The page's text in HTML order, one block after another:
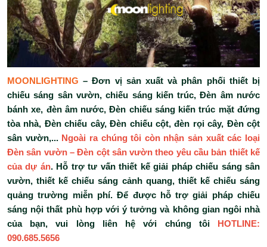
MOONLIGHTING – Đơn vị sản xuất và phân phối thiết bị
chiếu sáng sân vườn, chiếu sáng kiến trúc, Đèn âm nước
bánh xe, đèn âm nước, Đèn chiếu sáng kiến trúc mặt đứng
tòa nhà, Đèn chiếu cây, Đèn chiếu cột, đèn rọi cây, Đèn cột
sân vườn,... Ngoài ra chúng tôi còn nhận sản xuất các loại
Đèn sân vườn – Đèn cột sân vườn theo yêu cầu bản thiết kế
của dự án. Hỗ trợ tư vấn thiết kế giải pháp chiếu sáng sân
vườn, thiết kế chiếu sáng cảnh quang, thiết kế chiếu sáng
quảng trường miễn phí. Để được hỗ trợ giải pháp chiếu
sáng nội thất phù hợp với ý tưởng và không gian ngôi nhà
của bạn, vui lòng liên hệ với chúng tôi
HOTLINE:
090.685.5656